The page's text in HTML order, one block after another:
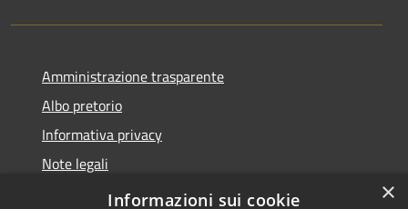
Amministrazione trasparente
Albo pretorio
Informativa privacy
Note legali
Dichiarazione di accessibilità
×
Informazioni sui cookie